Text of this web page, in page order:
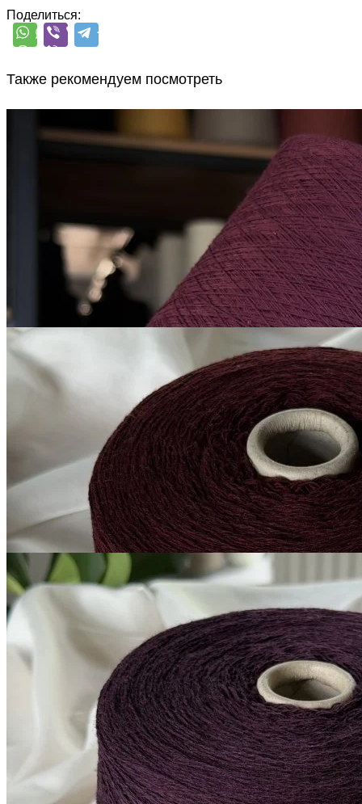
Поделиться:
Также рекомендуем посмотреть
Микропайетки на
хлопке
хлопок 90%, пайетки 10%
850₽
за 100 г
Millefili
кашемир 30%, меринос экстрафайн
суперджилонг 70%
750 м/100 г вино
1 050 ₽
за 100 г
Купить
G&G Filati
Millefili
кашемир 30%, меринос экстрафайн
суперджилонг 70%
750 м/100 гтёмно-баклажановый
1 050₽
за 100 г
Купить
Показать еще
© 2026 Filato Italiano
Мы в соцсетях